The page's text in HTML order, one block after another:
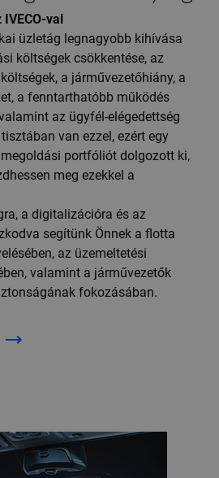
val
üzletág legnagyobb kihívása
költségek csökkentése, az
a járművezetőhiány, a
a fenntarthatóbb működés
az ügyfél-elégedettség
van ezzel, ezért egy
portfóliót dolgozott ki,
meg ezekkel a
a digitalizációra és az
segítünk Önnek a flotta
az üzemeltetési
valamint a járművezetők
fokozásában.